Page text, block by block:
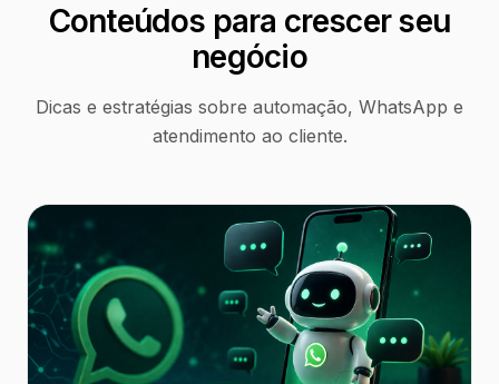
Conteúdos para crescer seu
negócio
Dicas e estratégias sobre automação, WhatsApp e
atendimento ao cliente.